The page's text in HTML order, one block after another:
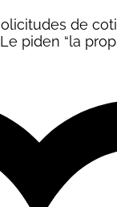
de
piden “la